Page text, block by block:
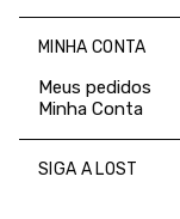
MINHA CONTA
Meus pedidos
Minha Conta
SIGA A LOST